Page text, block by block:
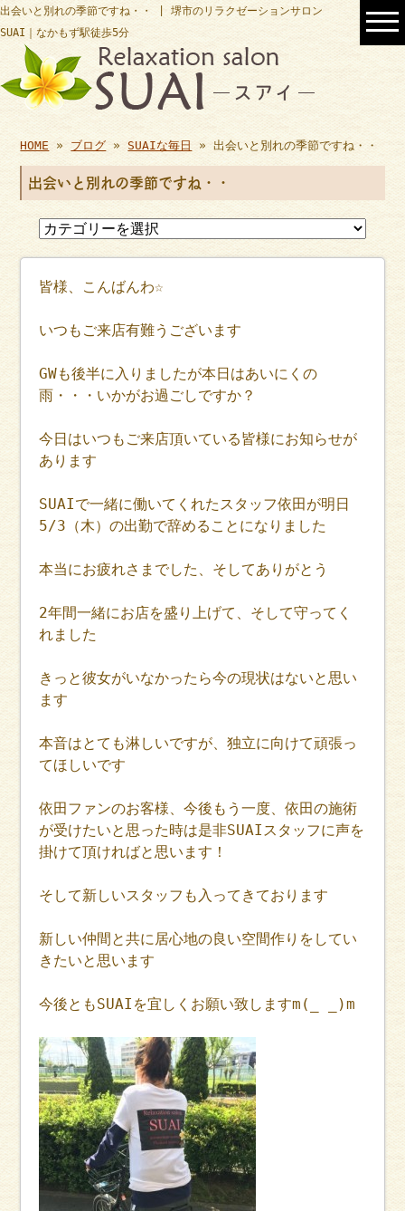
出会いと別れの季節ですね・・ | 堺市のリラクゼーションサロン
SUAI｜なかもず駅徒歩5分
HOME » ブログ »SUAIな毎日 » 出会いと別れの季節ですね・・
出会いと別れの季節ですね・・
皆様、こんばんわ☆
いつもご来店有難うございます
GWも後半に入りましたが本日はあいにくの
雨・・・いかがお過ごしですか？
今日はいつもご来店頂いている皆様にお知らせが
あります
SUAIで一緒に働いてくれたスタッフ依田が明日
5/3（木）の出勤で辞めることになりました
本当にお疲れさまでした、そしてありがとう
2年間一緒にお店を盛り上げて、そして守ってく
れました
きっと彼女がいなかったら今の現状はないと思い
ます
本音はとても淋しいですが、独立に向けて頑張っ
てほしいです
依田ファンのお客様、今後もう一度、依田の施術
が受けたいと思った時は是非SUAIスタッフに声を
掛けて頂ければと思います！
そして新しいスタッフも入ってきております
新しい仲間と共に居心地の良い空間作りをしてい
きたいと思います
今後ともSUAIを宜しくお願い致しますm(_ _)m